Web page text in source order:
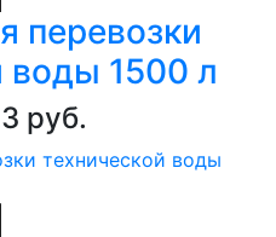
перевозки
воды 1500 л
руб.